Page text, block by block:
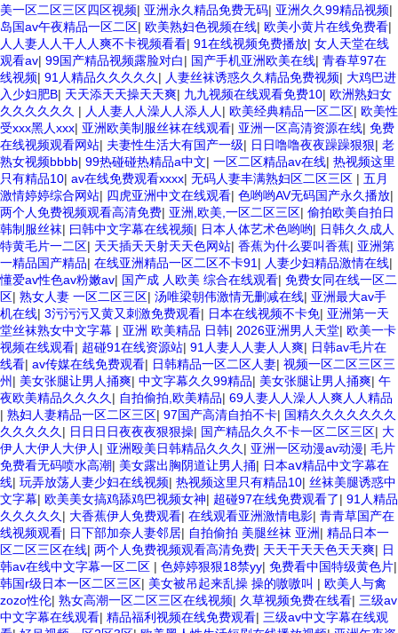
美一区二区三区四区视频| 亚洲永久精品免费无码| 亚洲久久99精品视频|
岛国av午夜精品一区二区| 欧美熟妇色视频在线| 欧美小黄片在线免费看|
人人妻人人干人人爽不卡视频看看| 91在线视频免费播放| 女人天堂在线
观看av| 99国产精品视频露脸对白| 国产手机亚洲欧美在线| 青春草97在
线视频| 91人精品久久久久久| 人妻丝袜诱惑久久精品免费视频| 大鸡巴进
入少妇肥B| 天天添天天操天天爽| 九九视频在线观看免费10| 欧洲熟妇女
久久久久久久 | 人人妻人人澡人人添人人| 欧美经典精品一区二区| 欧美性
受xxx黑人xxx| 亚洲欧美制服丝袜在线观看| 亚洲一区高清资源在线| 免费
在线视频观看网站| 夫妻性生活大有国产一级| 日日噜噜夜夜躁躁狠狠| 老
熟女视频bbbb| 99热碰碰热精品a中文| 一区二区精品av在线| 热视频这里
只有精品10| av在线免费观看xxxx| 无码人妻丰满熟妇区二区三区 | 五月
激情婷婷综合网站| 四虎亚洲中文在线观看| 色哟哟AV无码国产永久播放|
两个人免费视频观看高清免费| 亚洲,欧美,一区二区三区| 偷拍欧美自拍日
韩制服丝袜| 曰韩中文字幕在线视频| 日本人体艺术色哟哟| 日韩久久成人
特黄毛片一二区| 天天插天天射天天色网站| 香蕉为什么要叫香蕉| 亚洲第
一精品国产精品| 在线亚洲精品一区二区不卡91| 人妻少妇精品激情在线|
懂爱av性色av粉嫩av| 国产成 人欧美 综合在线观看| 免费女同在线一区二
区| 熟女人妻 一区二区三区| 汤唯梁朝伟激情无删减在线| 亚洲最大av手
机在线| 3污污污又黄又刺激免费观看| 日本在线视频不卡免| 亚洲第一天
堂丝袜熟女中文字幕 | 亚洲 欧美精品 日韩| 2026亚洲男人天堂| 欧美一卡
视频在线观看| 超碰91在线资源站| 91人妻人人妻人人爽| 日韩av毛片在
线看| av传媒在线免费观看| 日韩精品一区二区人妻| 视频一区二区三区三
州 | 美女张腿让男人捅爽| 中文字幕久久99精品| 美女张腿让男人捅爽| 午
夜欧美精品久久久久| 自拍偷拍,欧美精品| 69人妻人人澡人人爽人人精品
| 熟妇人妻精品一区二区三区| 97国产高清自拍不卡| 国精久久久久久久久
久久久久久| 日日日日夜夜夜狠狠操| 国产精品久久不卡一区二区三区| 大
伊人大伊人大伊人| 亚洲殴美日韩精品久久久| 亚洲一区动漫av动漫| 毛片
免费看无码喷水高潮| 美女露出胸阴道让男人捅| 日本aⅴ精品中文字幕在
线| 玩弄放荡人妻少妇在线视频| 热视频这里只有精品10| 丝袜美腿诱惑中
文字幕| 欧美美女搞鸡舔鸡巴视频女神| 超碰97在线免费观看了| 91人精品
久久久久久| 大香蕉伊人免费观看| 在线观看亚洲激情电影| 青青草国产在
线视频观看| 日下部加奈人妻邻居| 自拍偷拍 美腿丝袜 亚洲| 精品日本一
区二区三区在线| 两个人免费视频观看高清免费| 天天干天天色天天爽| 日
韩av在线中文字幕一区二区 | 色婷婷狠狠18禁yy| 免费看中国特级黄色片|
韩国r级日本一区二区三区| 美女被吊起来乱操 操的嗷嗷叫 | 欧美人与禽
zozo性伦| 熟女高潮一区二区三区在线视频| 久草视频免费在线看| 三级av
中文字幕在线观看| 精品福利视频在线免费观看| 三级av中文字幕在线观